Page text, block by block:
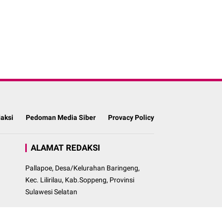
Pedoman Media Siber Provacy Policy
ALAMAT REDAKSI
Pallapoe, Desa/Kelurahan Baringeng,
Kec. Lilirilau, Kab.Soppeng, Provinsi
Sulawesi Selatan